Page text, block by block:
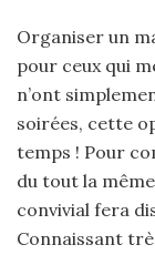
Organiser un
pour ceux qui
n’ont
soirées, cette
temps ! Pour
du tout la
convivial fera
Connaissant